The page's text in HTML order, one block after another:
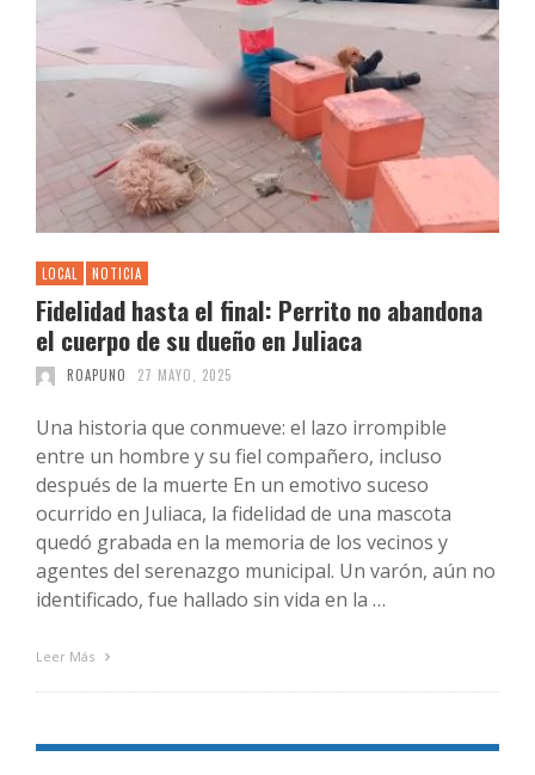
LOCAL NOTICIA
Fidelidad hasta el final: Perrito no abandona
el cuerpo de su dueño en Juliaca
ROAPUNO 27 MAYO, 2025
Una historia que conmueve: el lazo irrompible
entre un hombre y su fiel compañero, incluso
después de la muerte En un emotivo suceso
ocurrido en Juliaca, la fidelidad de una mascota
quedó grabada en la memoria de los vecinos y
agentes del serenazgo municipal. Un varón, aún no
identificado, fue hallado sin vida en la …
Leer Más